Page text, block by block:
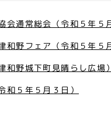
会通常総会（令和５年５
和野フェア（令和５年５
和野城下町見晴らし広場）
和５年５月３日）